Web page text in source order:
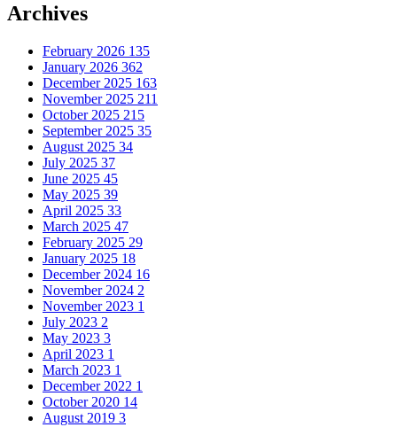
Archives
February 2026 135
January 2026 362
December 2025 163
November 2025 211
October 2025 215
September 2025 35
August 2025 34
July 2025 37
June 2025 45
May 2025 39
April 2025 33
March 2025 47
February 2025 29
January 2025 18
December 2024 16
November 2024 2
November 2023 1
July 2023 2
May 2023 3
April 2023 1
March 2023 1
December 2022 1
October 2020 14
August 2019 3